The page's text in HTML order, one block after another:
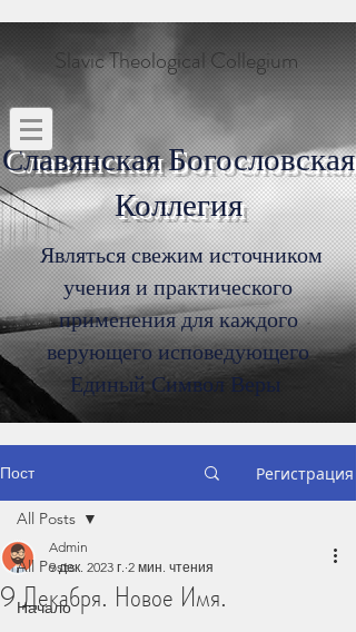
Slavic Theological Collegium
Славянская Богословская
Коллегия
Являться свежим источником
учения и практического
применения для каждого
верующего исповедующего
Единый Символ Веры
Пост Регистрация
All Posts
Начало
All Posts
9 Декабря. Новое Имя.
Admin
9 дек. 2023 г. 2 мин. чтения